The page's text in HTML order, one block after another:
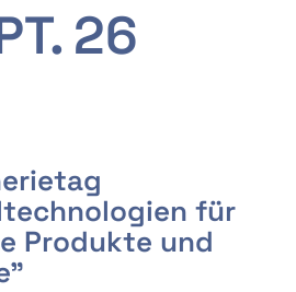
26
für
Produkte und